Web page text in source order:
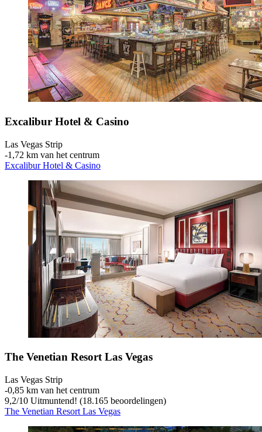
Excalibur Hotel & Casino
Las Vegas Strip
‐1,72 km van het centrum
Excalibur Hotel & Casino
The Venetian Resort Las Vegas
Las Vegas Strip
‐0,85 km van het centrum
9,2/10 Uitmuntend! (18.165 beoordelingen)
The Venetian Resort Las Vegas